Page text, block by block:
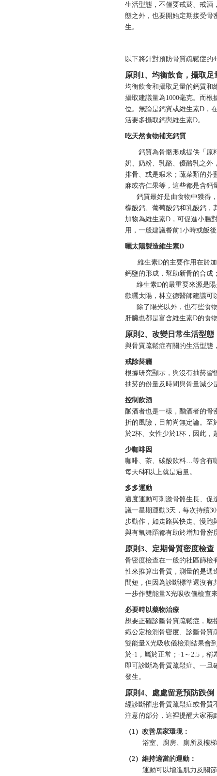
生活型態，不僅要戒菸、戒酒
態之外，也要開始定期接受骨
生。
以下將針對預防骨質疏鬆症的
原則1、 均衡飲食， 攝取足
均衡飲食和攝取足量的鈣質和
攝取建議量為1000毫克。而根
位。無論是鈣質或維生素D，
活要多攝取鈣與維生素D。
吃天然食物補充鈣質
鈣質為骨骼形成提供「原料
奶、奶粉、乳酪、優酪乳之外
排骨、或是蝦米；蔬菜類的芥
麻或杏仁果等，這些都是含鈣
鈣質最好是由食物中獲得，
檬酸鈣、葡萄酸鈣和乳酸鈣，
加物為維生素D，可促進小腸
用，一般建議餐前1小時或飯
曬太陽製造維生素D
維生素D的主要作用在於加
鈣鹽的形成，幫助新骨的合成
維生素D的最重要來源是陽
歡曬太陽，林立德醫師建議可
除了陽光以外，也有些食物
肝臟也都是富含維生素D的食
原則2、改變日常生活型態
與骨質疏鬆症有關的生活型態
戒除菸癮
根據研究顯示，與沒有抽菸習
抽菸的份量及時間與骨量減少
控制飲酒
酗酒者也是一樣，酗酒者的骨
折的風險，目前尚無定論。至
於2杯、女性少於1杯，因此，
少咖啡因
咖啡、茶、碳酸飲料…等含有
每天6杯以上就是過量。
多多運動
適度運動可刺激骨骼生長、促
議一星期運動3天，每次持續
步動作，如走路與快走、慢跑
與有氧舞蹈都有助於增加骨密
原則3、定期骨質密度檢查
骨密度檢查在一般的社區篩檢
性來推算出骨質，測量的是週
間短，但因為診斷標準還沒有
一步作雙能量X光吸收儀檢查
必要時以藥物治療
想要正確診斷骨質疏鬆症，應
織公定檢測骨密度、診斷骨質
雙能量X光吸收儀檢測結果會
於-1，屬於正常；-1～2.5，稱
即可診斷為骨質疏鬆症。一旦
發生。
原則4、 處處留意預防跌倒
經診斷罹患骨質疏鬆症或骨質
注意的部分，這裡提醒大家兩
（1）改善居家環境：
浴室、廚房、廁所及樓梯是
（2）維持適當的運動：
運動可以增進肌力及關節柔